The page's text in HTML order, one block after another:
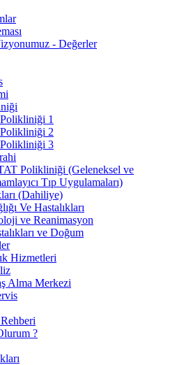
- Değerler
1
2
3
Polikliniği (Geleneksel ve
Tıp Uygulamaları)
(Dahiliye)
Ve Hastalıkları
ve Reanimasyon
ve Doğum
Hizmetleri
Alma Merkezi
?